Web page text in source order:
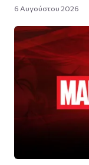
6 Αυγούστου 2026